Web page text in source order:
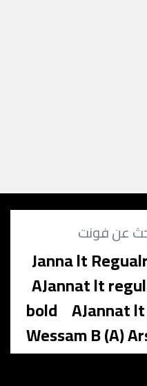
Janna lt Regualr
AJannat lt
bold AJannat
Wessam B (A)